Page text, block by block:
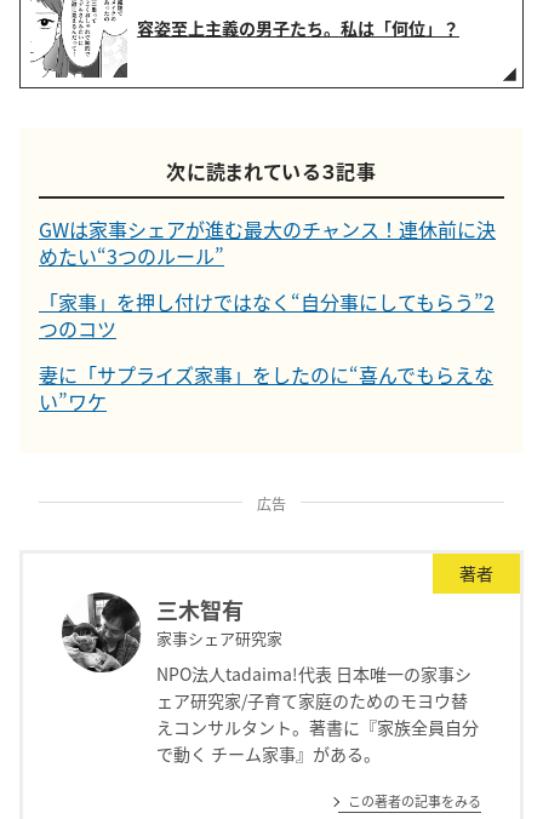
容姿至上主義の男子たち。私は「何位」？
次に読まれている３記事
GWは家事シェアが進む最大のチャンス！連休前に決
めたい“3つのルール”
「家事」を押し付けではなく“自分事にしてもらう”2
つのコツ
妻に「サプライズ家事」をしたのに“喜んでもらえな
い”ワケ
広告
著者
三木智有
家事シェア研究家
NPO法人tadaima!代表 日本唯一の家事シ
ェア研究家/子育て家庭のためのモヨウ替
えコンサルタント。著書に『家族全員自分
で動く チーム家事』がある。
この著者の記事をみる